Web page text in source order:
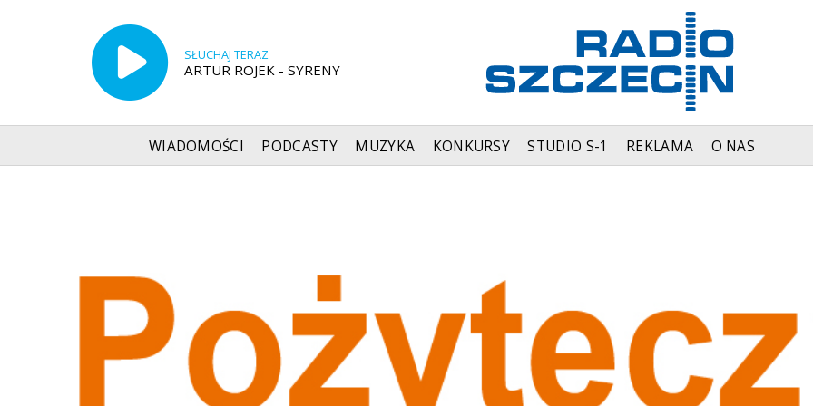
SŁUCHAJ TERAZ
ARTUR ROJEK - SYRENY
WIADOMOŚCI PODCASTY MUZYKA KONKURSY STUDIO S-1 REKLAMA O NAS